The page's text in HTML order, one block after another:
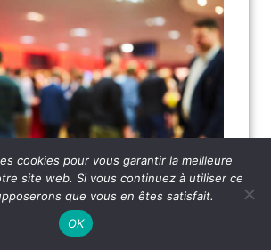
Entreprise
cookies pour vous garantir la meilleure
site web. Si vous continuez à utiliser ce
que vous en êtes satisfait.
OK